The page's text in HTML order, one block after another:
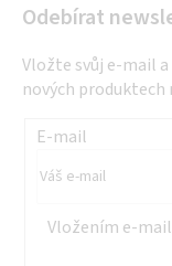
Odebírat
Vložte svůj e-mail
nových produktech
E-mail
Vložením e-